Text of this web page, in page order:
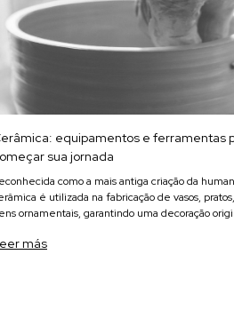
equipamentos e ferramentas
sua jornada
como a mais antiga criação da
é utilizada na fabricação de vasos,
ornamentais, garantindo uma decoração
más